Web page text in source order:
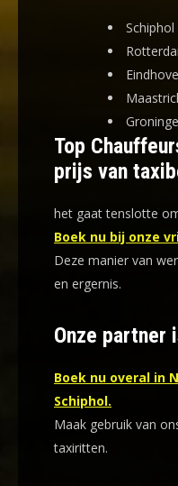
Top
prijs van
het gaat tenslotte
Boek nu bij onze
Deze manier van
en ergernis.
Onze
Boek nu overal in
Schiphol.
Maak gebruik van
taxiritten.